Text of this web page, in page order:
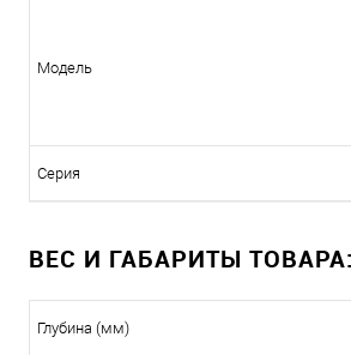
Модель
Серия
ВЕС И ГАБАРИТЫ ТОВАРА:
Глубина (мм)